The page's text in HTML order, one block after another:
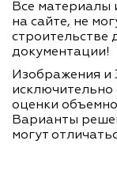
Все материалы
на сайте, не
строительстве
документации!
Изображения и
исключительно
оценки
Варианты
могут